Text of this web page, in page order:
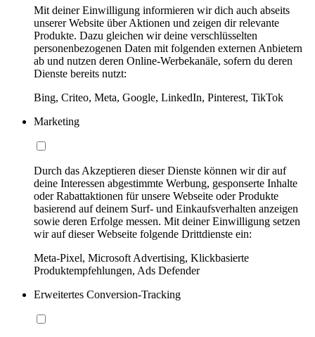
Mit deiner Einwilligung informieren wir dich auch abseits
unserer Website über Aktionen und zeigen dir relevante
Produkte. Dazu gleichen wir deine verschlüsselten
personenbezogenen Daten mit folgenden externen Anbietern
ab und nutzen deren Online-Werbekanäle, sofern du deren
Dienste bereits nutzt:
Bing, Criteo, Meta, Google, LinkedIn, Pinterest, TikTok
Marketing
Durch das Akzeptieren dieser Dienste können wir dir auf
deine Interessen abgestimmte Werbung, gesponserte Inhalte
oder Rabattaktionen für unsere Webseite oder Produkte
basierend auf deinem Surf- und Einkaufsverhalten anzeigen
sowie deren Erfolge messen. Mit deiner Einwilligung setzen
wir auf dieser Webseite folgende Drittdienste ein:
Meta-Pixel, Microsoft Advertising, Klickbasierte
Produktempfehlungen, Ads Defender
Erweitertes Conversion-Tracking